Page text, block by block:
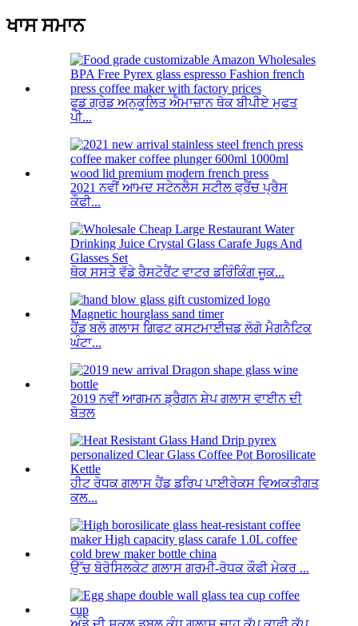
ਖਾਸ ਸਮਾਨ
ਫੂਡ ਗ੍ਰੇਡ ਅਨੁਕੂਲਿਤ ਐਮਾਜ਼ਾਨ ਥੋਕ ਬੀਪੀਏ ਮੁਫਤ
ਪੀ...
2021 ਨਵੀਂ ਆਮਦ ਸਟੇਨਲੈਸ ਸਟੀਲ ਫ੍ਰੈਂਚ ਪ੍ਰੈਸ
ਕੌਫੀ...
ਥੋਕ ਸਸਤੇ ਵੱਡੇ ਰੈਸਟੋਰੈਂਟ ਵਾਟਰ ਡਰਿੰਕਿੰਗ ਜੂਕ...
ਹੈਂਡ ਬਲੋ ਗਲਾਸ ਗਿਫਟ ਕਸਟਮਾਈਜ਼ਡ ਲੋਗੋ ਮੈਗਨੈਟਿਕ
ਘੰਟਾ...
2019 ਨਵੀਂ ਆਗਮਨ ਡ੍ਰੈਗਨ ਸ਼ੇਪ ਗਲਾਸ ਵਾਈਨ ਦੀ
ਬੋਤਲ
ਹੀਟ ਰੋਧਕ ਗਲਾਸ ਹੈਂਡ ਡਰਿਪ ਪਾਈਰੇਕਸ ਵਿਅਕਤੀਗਤ
ਕਲ...
ਉੱਚ ਬੋਰੋਸਿਲਕੇਟ ਗਲਾਸ ਗਰਮੀ-ਰੋਧਕ ਕੌਫੀ ਮੇਕਰ ...